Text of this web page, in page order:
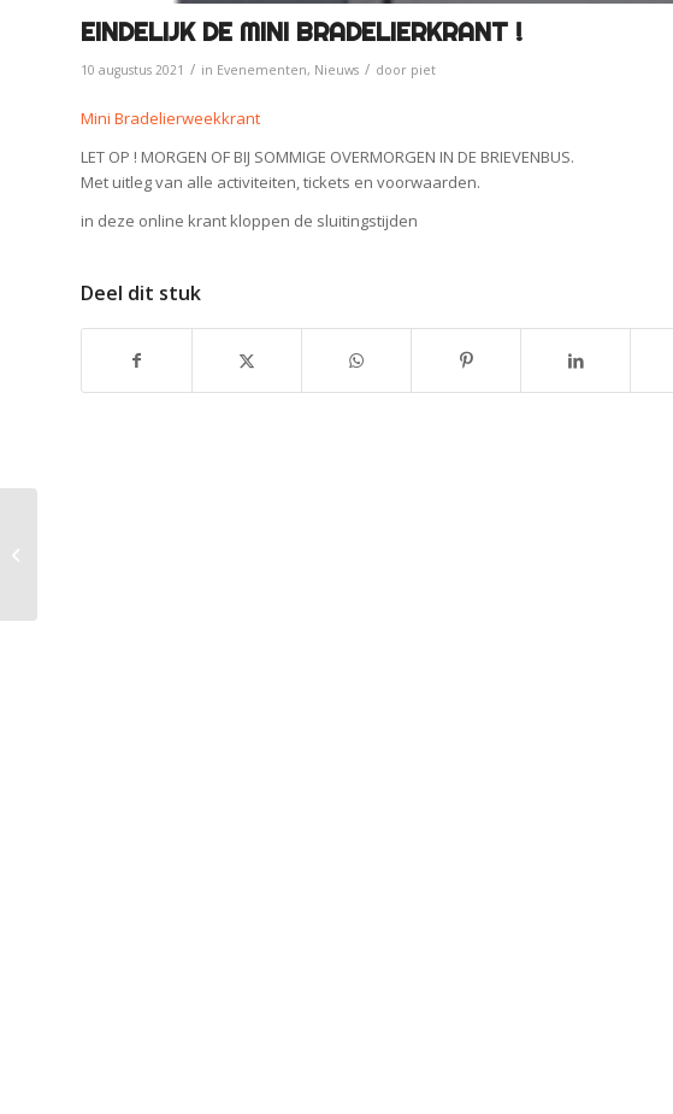
EINDELIJK DE MINI BRADELIERKRANT !
10 augustus 2021 / in Evenementen, Nieuws / door piet
Mini Bradelierweekkrant
LET OP ! MORGEN OF BIJ SOMMIGE OVERMORGEN IN DE BRIEVENBUS.
Met uitleg van alle activiteiten, tickets en voorwaarden.
in deze online krant kloppen de sluitingstijden
Deel dit stuk